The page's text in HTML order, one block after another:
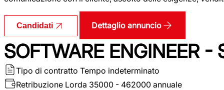
Candidati Dettaglio annuncio
SOFTWARE ENGINEER -
Tipo di contratto Tempo indeterminato
Retribuzione Lorda 35000 - 462000 annuale